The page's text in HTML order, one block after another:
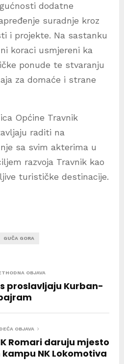
dodatne
suradnje kroz
i projekte. Na sastanku
koraci usmjereni ka
ponude te stvaranju
za domaće i strane
Općine Travnik
raditi na
sa svim akterima u
razvoja Travnik kao
turističke destinacije.
GUČA GORA
OBJAVA
proslavljaju Kurban-
OBJAVA
Romari daruju mjesto
NK Lokomotiva